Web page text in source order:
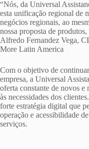
“Nós, da Universal
esta unificação regional de
negócios regionais, ao
nossa proposta de
Alfredo Fernandez Vega,
More Latin America
Com o objetivo de
empresa, a Universal
oferta constante de novos e
às necessidades dos
forte estratégia digital que
operação e acessibilidade